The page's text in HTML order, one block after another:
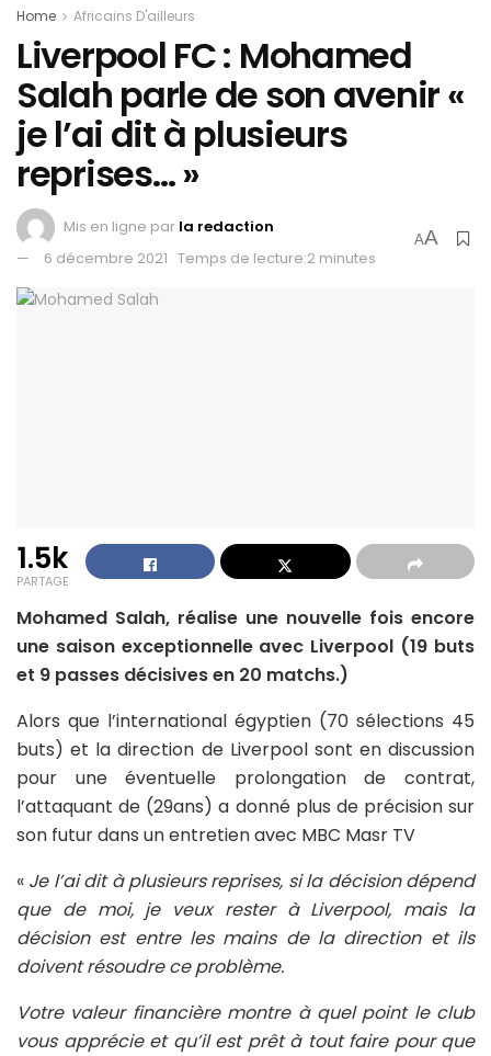
Home Africains D'ailleurs
Liverpool FC : Mohamed
Salah parle de son avenir «
je l’ai dit à plusieurs
reprises… »
Mis en ligne par la redaction
6 décembre 2021 Temps de lecture:2 minutes
AA
1.5k
PARTAGE
Mohamed Salah, réalise une nouvelle fois encore
une saison exceptionnelle avec Liverpool (19 buts
et 9 passes décisives en 20 matchs.)
Alors que l’international égyptien (70 sélections 45
buts) et la direction de Liverpool sont en discussion
pour une éventuelle prolongation de contrat,
l’attaquant de (29ans) a donné plus de précision sur
son futur dans un entretien avec MBC Masr TV
« Je l’ai dit à plusieurs reprises, si la décision dépend
que de moi, je veux rester à Liverpool, mais la
décision est entre les mains de la direction et ils
doivent résoudre ce problème.
Votre valeur financière montre à quel point le club
vous apprécie et qu’il est prêt à tout faire pour que